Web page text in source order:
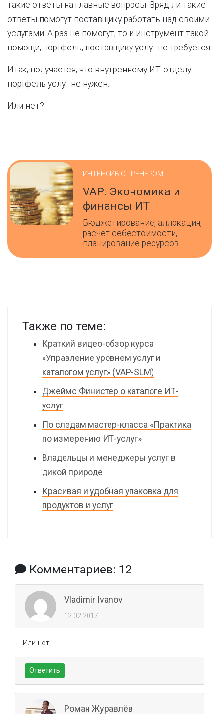
такие ответы на главные вопросы. Вряд ли такие
ответы помогут поставщику работать над своими
услугами. А раз не помогут, то и инструмент такой
помощи, портфель, поставщику услуг не требуется.
Итак, получается, что внутреннему ИТ-отделу
портфель услуг не нужен.
Или нет?
ИНТЕНСИВ С ТРЕНЕРОМ
VAP: Экономика и
финансы ИТ
Бюджетирование, аллокация,
расчёт себестоимости,
планирование ресурсов
Также по теме:
Краткий видео-обзор курса
«Управление уровнем услуг и
каталогом услуг» (VAP-SLM)
Джеймс Финистер о каталоге ИТ-
услуг
По следам мастер-класса «Практика
по измерению ИТ-услуг»
Владельцы и менеджеры услуг в
дикой природе
Красивая и удобная упаковка для
продуктов и услуг
Комментариев: 12
Vladimir Ivanov
12.02.2017
Или нет
Ответить
Роман Журавлёв